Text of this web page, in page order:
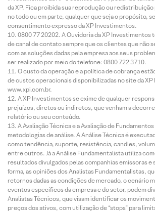
da XP. Fica proibida sua reprodução ou redistribuição
no todo ou em parte, qualquer que seja o propósito,
consentimento expresso da XP Investimentos.
0800 77 20202. A Ouvidoria da XP Investimentos
de canal de contato sempre que os clientes que não
com as soluções dadas pela empresa aos seus
ser realizado por meio do telefone: 0800 722 3710.
O custo da operação e a política de cobrança
de custos operacionais disponibilizadas no site da
www.xpi.com.br.
A XP Investimentos se exime de qualquer
prejuízos, diretos ou indiretos, que venham a
relatório ou seu conteúdo.
A Avaliação Técnica e a Avaliação de
metodologias de análise. A Análise Técnica é
como tendência, suporte, resistência, candles,
entre outros. Já a Análise Fundamentalista utiliza
resultados divulgados pelas companhias emissoras
forma, as opiniões dos Analistas Fundamentalistas,
retornos dadas as condições de mercado, o cenário
eventos específicos da empresa e do setor, podem
Analistas Técnicos, que visam identificar os
preços dos ativos, com utilização de “stops” para